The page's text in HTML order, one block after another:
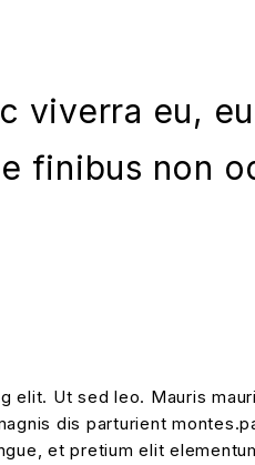
viverra eu,
finibus non
Ut sed leo. Mauris
dis parturient
et pretium elit